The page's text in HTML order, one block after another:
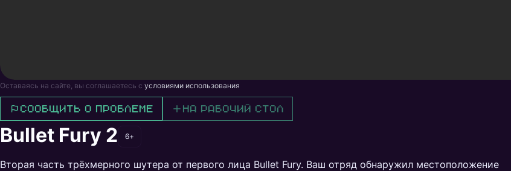
Оставаясь на сайте, вы соглашаетесь с условиями использования
Сообщить о проблеме На рабочий стол
Bullet Fury 2 6+
Вторая часть трёхмерного шутера от первого лица Bullet Fury. Ваш отряд обнаружил местоположение